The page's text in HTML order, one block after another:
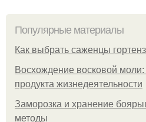
Популярные материалы
Как выбрать саженцы
Восхождение восковой моли:
продукта жизнедеятельности
Заморозка и хранение
методы